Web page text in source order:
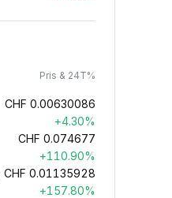
Pris & 24T%
CHF 0.00630086
+4.30%
CHF 0.074677
+110.90%
CHF 0.01135928
+157.80%